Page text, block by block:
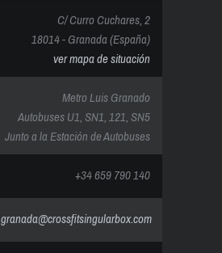
C/ Curro Cuchares, 2
18014 - Granada (España)
ver mapa de situación
Metro Luis Granado
Autobuses U1, SN1, 121, SN5
Junto a la Estación de Autobuses
+34 659 790 140
granada@crossfitsingularbox.com